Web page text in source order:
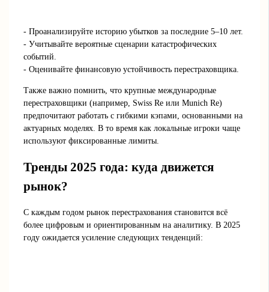
- Проанализируйте историю убытков за последние 5–10 лет.
- Учитывайте вероятные сценарии катастрофических
событий.
- Оценивайте финансовую устойчивость перестраховщика.
Также важно помнить, что крупные международные
перестраховщики (например, Swiss Re или Munich Re)
предпочитают работать с гибкими кэпами, основанными на
актуарных моделях. В то время как локальные игроки чаще
используют фиксированные лимиты.
Тренды 2025 года: куда движется
рынок?
С каждым годом рынок перестрахования становится всё
более цифровым и ориентированным на аналитику. В 2025
году ожидается усиление следующих тенденций: